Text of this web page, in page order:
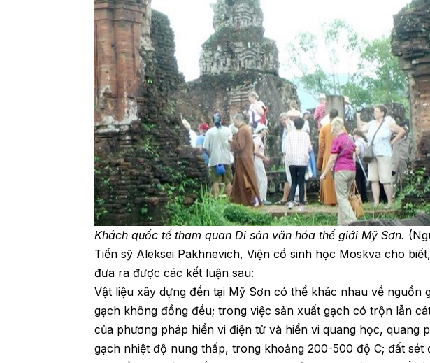
Khách quốc tế tham quan Di sản văn hóa thế giới Mỹ Sơn.
Tiến sỹ Aleksei Pakhnevich, Viện cổ sinh học Moskva cho
đưa ra được các kết luận sau:
Vật liệu xây dựng đền tại Mỹ Sơn có thể khác nhau về nguồn
gạch không đồng đều; trong việc sản xuất gạch có trộn lẫn
của phương pháp hiển vi điện tử và hiển vi quang học, quang
gạch nhiệt độ nung thấp, trong khoảng 200-500 độ C; đất